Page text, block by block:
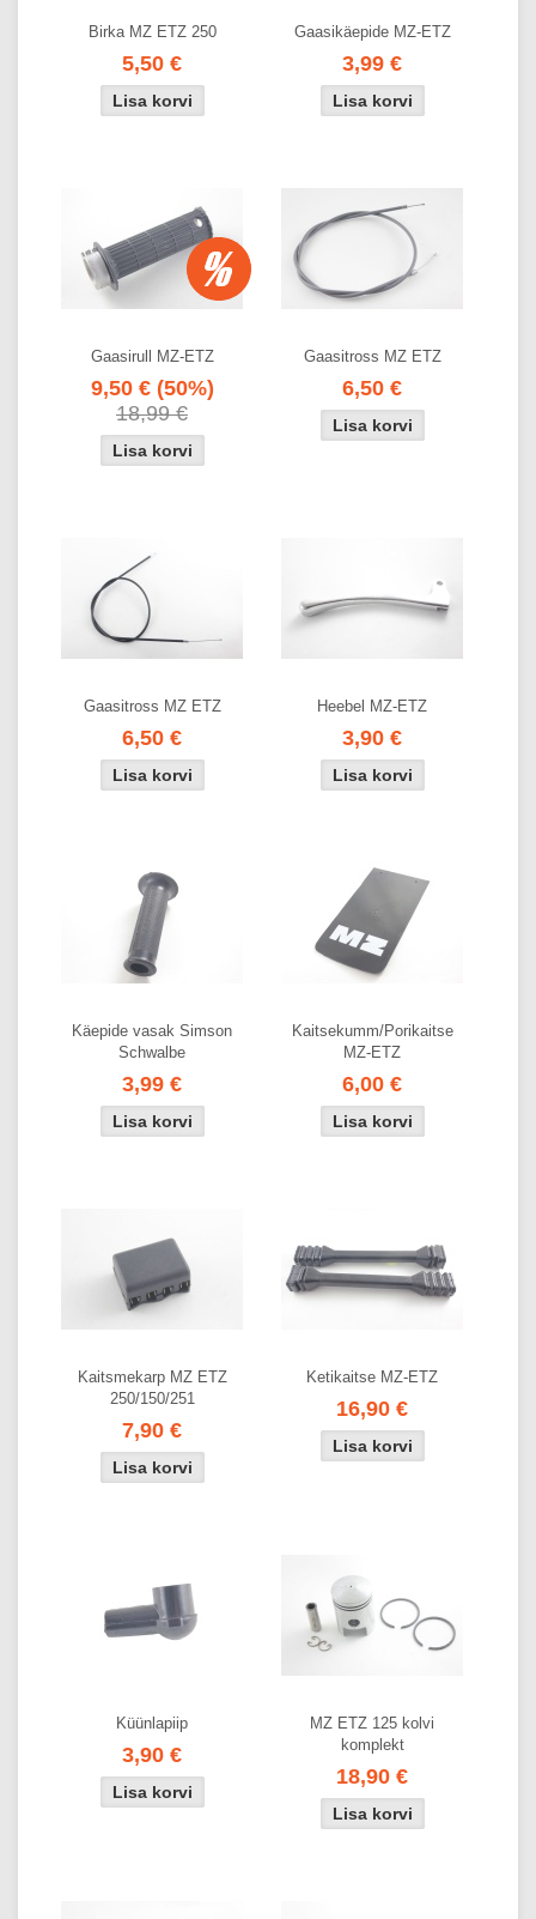
Birka MZ ETZ 250
5,50 €
Gaasikäepide MZ-ETZ
3,99 €
Gaasirull MZ-ETZ
9,50 € (50%)
18,99 €
Gaasitross MZ ETZ
6,50 €
Gaasitross MZ ETZ
6,50 €
Heebel MZ-ETZ
3,90 €
Käepide vasak Simson
Schwalbe
3,99 €
Kaitsekumm/Porikaitse
MZ-ETZ
6,00 €
Kaitsmekarp MZ ETZ
250/150/251
7,90 €
Ketikaitse MZ-ETZ
16,90 €
Küünlapiip
3,90 €
MZ ETZ 125 kolvi
komplekt
18,90 €